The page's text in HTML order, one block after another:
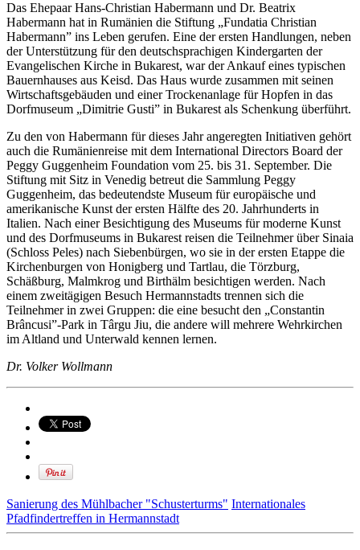
Das Ehepaar Hans-Christian Habermann und Dr. Beatrix
Habermann hat in Rumänien die Stiftung „Fundatia Christian
Habermann” ins Leben gerufen. Eine der ersten Handlungen, neben
der Unterstützung für den deutschsprachigen Kindergarten der
Evangelischen Kirche in Bukarest, war der Ankauf eines typischen
Bauernhauses aus Keisd. Das Haus wurde zusammen mit seinen
Wirtschaftsgebäuden und einer Trockenanlage für Hopfen in das
Dorfmuseum „Dimitrie Gusti” in Bukarest als Schenkung überführt.
Zu den von Habermann für dieses Jahr angeregten Initiativen gehört
auch die Rumänienreise mit dem International Directors Board der
Peggy Guggenheim Foundation vom 25. bis 31. September. Die
Stiftung mit Sitz in Venedig betreut die Sammlung Peggy
Guggenheim, das bedeutendste Museum für europäische und
amerikanische Kunst der ersten Hälfte des 20. Jahrhunderts in
Italien. Nach einer Besichtigung des Museums für moderne Kunst
und des Dorfmuseums in Bukarest reisen die Teilnehmer über Sinaia
(Schloss Peles) nach Siebenbürgen, wo sie in der ersten Etappe die
Kirchenburgen von Honigberg und Tartlau, die Törzburg,
Schäßburg, Malmkrog und Birthälm besichtigen werden. Nach
einem zweitägigen Besuch Hermannstadts trennen sich die
Teilnehmer in zwei Gruppen: die eine besucht den „Constantin
Brâncusi”-Park in Târgu Jiu, die andere will mehrere Wehrkirchen
im Altland und Unterwald kennen lernen.
Dr. Volker Wollmann
Sanierung des Mühlbacher "Schusterturms" Internationales
Pfadfindertreffen in Hermannstadt